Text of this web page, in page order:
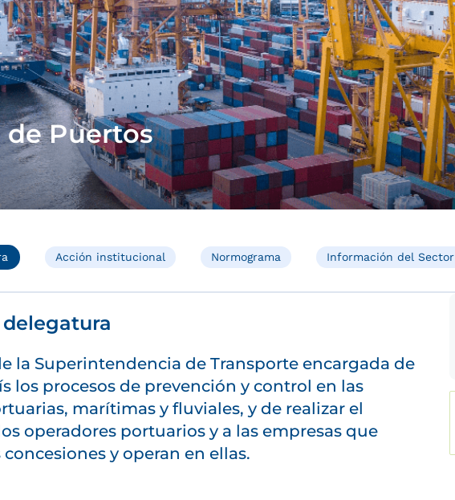
Puertos
Acción institucional Normograma Información del Sector
la Superintendencia de Transporte encargada de
los procesos de prevención y control en las
marítimas y fluviales, y de realizar el
operadores portuarios y a las empresas que
y operan en ellas.